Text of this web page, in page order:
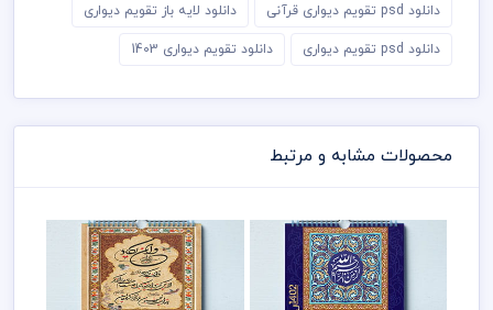
دانلود psd تقویم دیواری قرآنی دانلود لایه باز تقویم دیواری
دانلود psd تقویم دیواری دانلود تقویم دیواری 1403
محصولات مشابه و مرتبط